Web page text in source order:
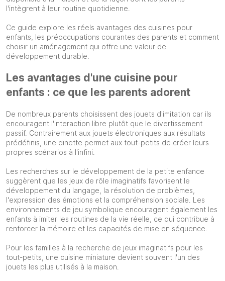
l'intègrent à leur routine quotidienne.
Ce guide explore les réels avantages des cuisines pour
enfants, les préoccupations courantes des parents et comment
choisir un aménagement qui offre une valeur de
développement durable.
Les avantages d'une cuisine pour
enfants : ce que les parents adorent
De nombreux parents choisissent des jouets d'imitation car ils
encouragent l'interaction libre plutôt que le divertissement
passif. Contrairement aux jouets électroniques aux résultats
prédéfinis, une dinette permet aux tout-petits de créer leurs
propres scénarios à l'infini.
Les recherches sur le développement de la petite enfance
suggèrent que les jeux de rôle imaginatifs favorisent le
développement du langage, la résolution de problèmes,
l'expression des émotions et la compréhension sociale. Les
environnements de jeu symbolique encouragent également les
enfants à imiter les routines de la vie réelle, ce qui contribue à
renforcer la mémoire et les capacités de mise en séquence.
Pour les familles à la recherche de jeux imaginatifs pour les
tout-petits, une cuisine miniature devient souvent l'un des
jouets les plus utilisés à la maison.